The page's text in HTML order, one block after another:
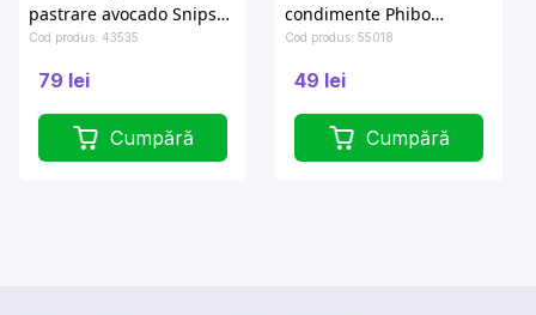
pastrare avocado Snips
13X8.3X7cm
Cod produs: 43535
79 lei
Cumpără
condimente Phibo
22.3X15X12cm, 3
compartimente,
transparent
Cod produs: 55018
49 lei
Cumpără